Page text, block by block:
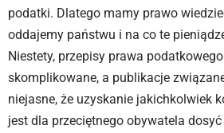
podatki. Dlatego mamy prawo
oddajemy państwu i na co te
Niestety, przepisy prawa
skomplikowane, a publikacje
niejasne, że uzyskanie jakichkolwiek
jest dla przeciętnego obywatela